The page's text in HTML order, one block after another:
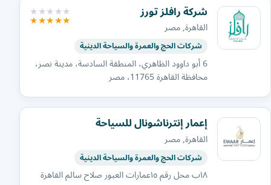
شركة رافلز تورز
القاهرة, مصر
شركات الحج والعمرة والسياحة الدينية
6 أبو داوود الظاهري، المنطقة السادسة، مدينة نصر،
محافظة القاهرة‬ 11765، مصر
إعمار إنترناشونال للسياحة
القاهرة, مصر
شركات الحج والعمرة والسياحة الدينية
١٨ب محل رقم ١٥عمارات العبور صلاح سالم القاهرة